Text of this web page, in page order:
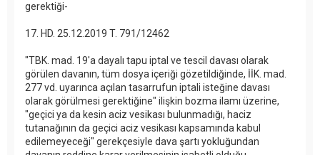
gerektiği-
17. HD. 25.12.2019 T. 791/12462
"TBK. mad. 19'a dayalı tapu iptal ve tescil davası olarak
görülen davanın, tüm dosya içeriği gözetildiğinde, İİK. mad.
277 vd. uyarınca açılan tasarrufun iptali isteğine davası
olarak görülmesi gerektiğine" ilişkin bozma ilamı üzerine,
"geçici ya da kesin aciz vesikası bulunmadığı, haciz
tutanağının da geçici aciz vesikası kapsamında kabul
edilemeyeceği" gerekçesiyle dava şartı yokluğundan